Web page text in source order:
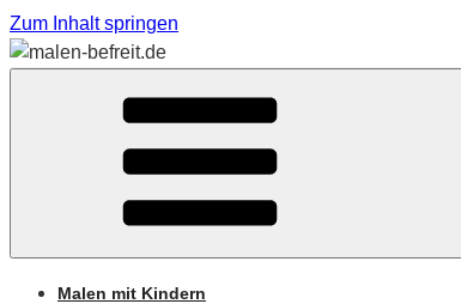
Zum Inhalt springen
MALEN-BEFREIT.DE
Sabine Feickert – Atelier für begleitetes Malen
Malen mit Kindern